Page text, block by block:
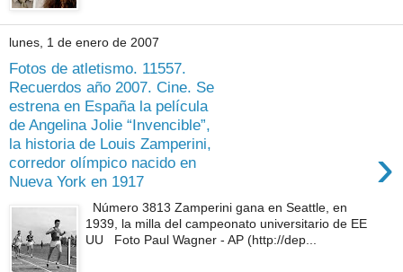
lunes, 1 de enero de 2007
Fotos de atletismo. 11557.
Recuerdos año 2007. Cine. Se
estrena en España la película
de Angelina Jolie “Invencible”,
la historia de Louis Zamperini,
corredor olímpico nacido en
Nueva York en 1917
›
Número 3813 Zamperini gana en Seattle, en
1939, la milla del campeonato universitario de EE
UU Foto Paul Wagner - AP (http://dep...